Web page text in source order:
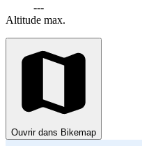
---
Altitude max.
Ouvrir dans Bikemap